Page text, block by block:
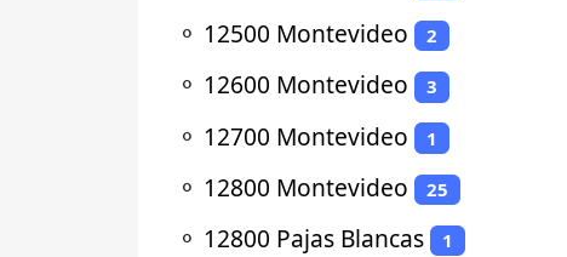
⚬ 12500 Montevideo 2
⚬ 12600 Montevideo 3
⚬ 12700 Montevideo 1
⚬ 12800 Montevideo 25
⚬ 12800 Pajas Blancas 1